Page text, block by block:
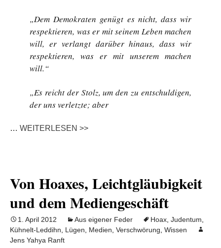
„Dem Demokraten genügt es nicht, dass wir
respektieren, was er mit seinem Leben machen
will, er verlangt darüber hinaus, dass wir
respektieren, was er mit unserem machen
will.“
„Es reicht der Stolz, um den zu entschuldigen,
der uns verletzte; aber
… WEITERLESEN >>
Von Hoaxes, Leichtgläubigkeit
und dem Mediengeschäft
1. April 2012 Aus eigener Feder Hoax Judentum
Kühnelt-Leddihn
Lügen Medien Verschwörung Wissen
Jens Yahya Ranft